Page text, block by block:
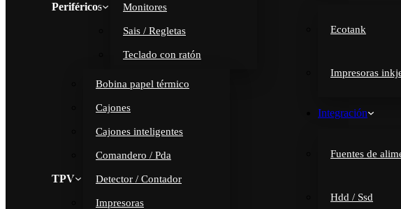
Periféricos Monitores
Sais / Regletas
Teclado con ratón
TPV
Bobina papel térmico
Cajones
Cajones inteligentes
Comandero / Pda
Detector / Contador
Impresoras
Ecotank
Impresoras
Integración
Fuentes de
Hdd / Ssd